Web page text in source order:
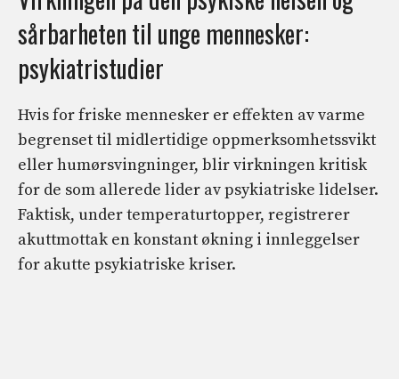
sårbarheten til unge mennesker:
psykiatristudier
Hvis for friske mennesker er effekten av varme
begrenset til midlertidige oppmerksomhetssvikt
eller humørsvingninger, blir virkningen kritisk
for de som allerede lider av psykiatriske lidelser.
Faktisk, under temperaturtopper, registrerer
akuttmottak en konstant økning i innleggelser
for akutte psykiatriske kriser.